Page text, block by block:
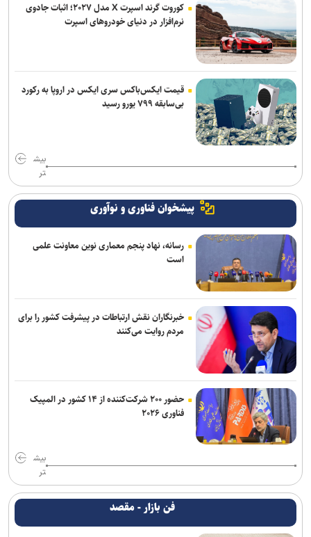
کوروت گرند اسپرت X مدل ۲۰۲۷؛ اثبات جادوی
نرم‌افزار در دنیای خودروهای اسپرت
قیمت ایکس‌باکس سری ایکس در اروپا به رکورد
بی‌سابقه ۷۹۹ یورو رسید
بیش
تر
پیشخوان فناوری و نوآوری
رسانه، نهاد پنجم معماری نوین معاونت علمی
است
خبرنگاران نقش ارتباطات در پیشرفت کشور را برای
مردم روایت می‌کنند
حضور ۲۰۰ شرکت‌کننده از ۱۴ کشور در المپیک
فناوری ۲۰۲۶
بیش
تر
فن بازار - مقصد